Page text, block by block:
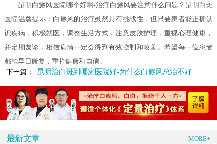
昆明白癜风医院哪个好啊-治疗白癜风要注意什么问题？ 昆明白斑
医院温馨提示：白癜风的治疗虽然具有挑战性，但只要患者能正确认
识疾病，积极就医，调整生活方式，注意皮肤护理，重视心理健康，
并定期复诊，相信病情一定会得到有效控制和改善。希望每一位患者
都能早日康复，重拾健康和自信。
下一篇：
昆明治白斑到哪家医院好-为什么白癜风总治不好
最新文章 MORE+